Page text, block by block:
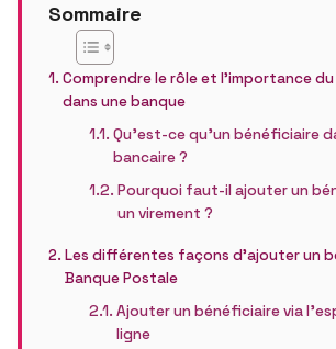
Sommaire
Comprendre le rôle et l’importance
dans une banque
Qu’est-ce qu’un bénéficiaire
bancaire ?
Pourquoi faut-il ajouter un
un virement ?
Les différentes façons d’ajouter un
Banque Postale
Ajouter un bénéficiaire via
ligne